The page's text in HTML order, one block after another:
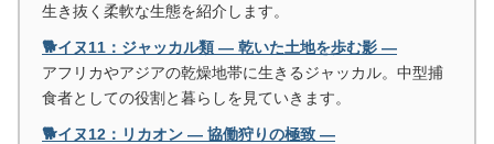
生き抜く柔軟な生態を紹介します。
🐕イヌ11：ジャッカル類 ― 乾いた土地を歩む影 ―
アフリカやアジアの乾燥地帯に生きるジャッカル。中型捕
食者としての役割と暮らしを見ていきます。
🐕イヌ12：リカオン ― 協働狩りの極致 ―